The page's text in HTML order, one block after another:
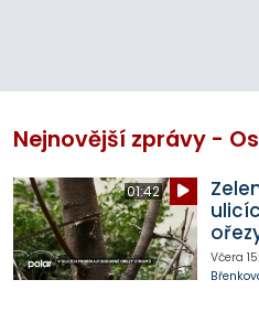
Nejnovější zprávy -
01:42
Včera